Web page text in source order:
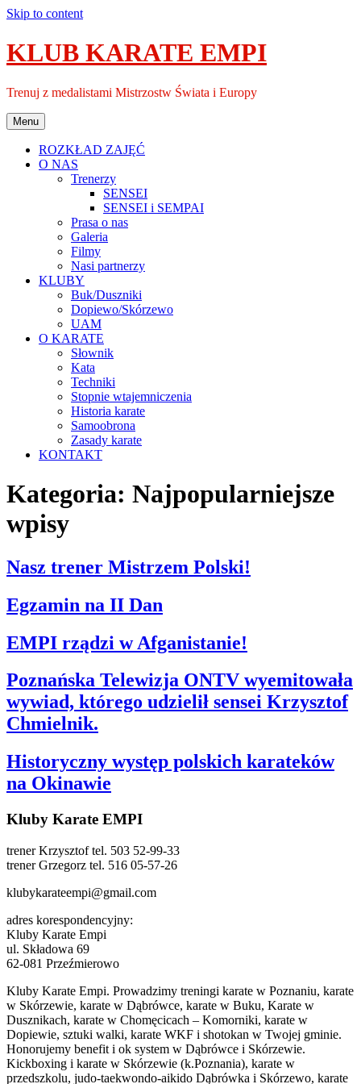
Skip to content
KLUB KARATE EMPI
Trenuj z medalistami Mistrzostw Świata i Europy
Menu
ROZKŁAD ZAJĘĆ
O NAS
Trenerzy
SENSEI
SENSEI i SEMPAI
Prasa o nas
Galeria
Filmy
Nasi partnerzy
KLUBY
Buk/Duszniki
Dopiewo/Skórzewo
UAM
O KARATE
Słownik
Kata
Techniki
Stopnie wtajemniczenia
Historia karate
Samoobrona
Zasady karate
KONTAKT
Kategoria: Najpopularniejsze
wpisy
Nasz trener Mistrzem Polski!
Egzamin na II Dan
EMPI rządzi w Afganistanie!
Poznańska Telewizja ONTV wyemitowała
wywiad, którego udzielił sensei Krzysztof
Chmielnik.
Historyczny występ polskich karateków
na Okinawie
Kluby Karate EMPI
trener Krzysztof tel. 503 52-99-33
trener Grzegorz tel. 516 05-57-26
klubykarateempi@gmail.com
adres korespondencyjny:
Kluby Karate Empi
ul. Składowa 69
62-081 Przeźmierowo
Kluby Karate Empi. Prowadzimy treningi karate w Poznaniu, karate
w Skórzewie, karate w Dąbrówce, karate w Buku, Karate w
Dusznikach, karate w Chomęcicach – Komorniki, karate w
Dopiewie, sztuki walki, karate WKF i shotokan w Twojej gminie.
Honorujemy benefit i ok system w Dąbrówce i Skórzewie.
Kickboxing i karate w Skórzewie (k.Poznania), karate w
przedszkolu, judo-taekwondo-aikido Dąbrówka i Skórzewo, karate